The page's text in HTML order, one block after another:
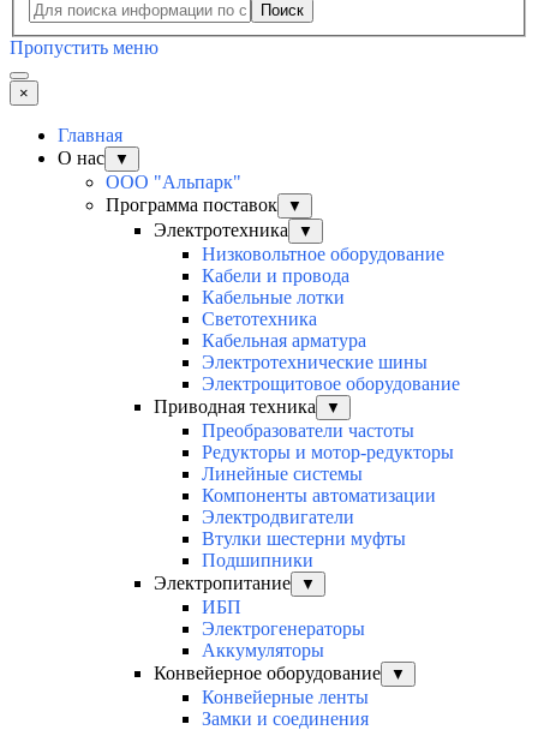
Поиск
Пропустить меню
×
Главная
О нас
▼
ООО "Альпарк"
Программа поставок
▼
Электротехника ▼
Низковольтное оборудование
Кабели и провода
Кабельные лотки
Светотехника
Кабельная арматура
Электротехнические шины
Электрощитовое оборудование
Приводная техника
▼
Преобразователи частоты
Редукторы и мотор-редукторы
Линейные системы
Компоненты автоматизации
Электродвигатели
Втулки шестерни муфты
Подшипники
Электропитание
▼
ИБП
Электрогенераторы
Аккумуляторы
Конвейерное оборудование
▼
Конвейерные ленты
Замки и соединения